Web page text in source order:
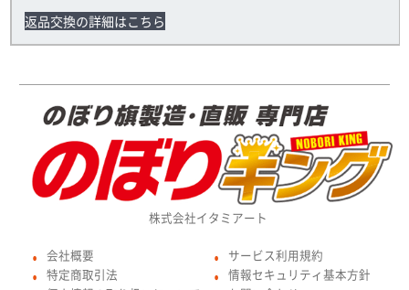
返品交換の詳細はこちら
株式会社イタミアート
● 会社概要
● 特定商取引法
● サービス利用規約
● 情報セキュリティ基本方針